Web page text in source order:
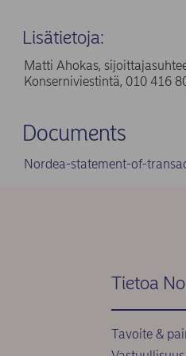
Lisätietoja:
Matti Ahokas,
Konserniviestintä, 010 416
Documents
Nordea-statement-of-
Tietoa
Tavoite &